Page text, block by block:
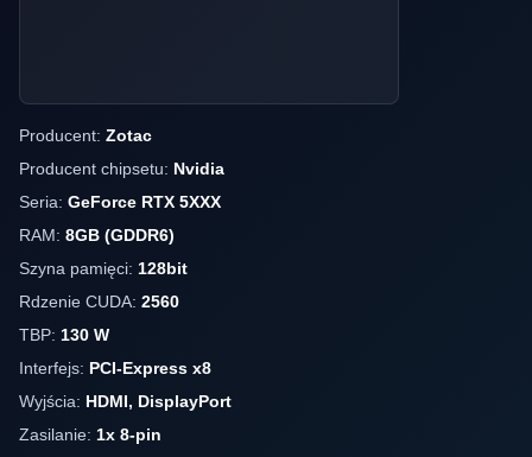
Producent: Zotac
Producent chipsetu: Nvidia
Seria: GeForce RTX 5XXX
RAM: 8GB (GDDR6)
Szyna pamięci: 128bit
Rdzenie CUDA: 2560
TBP: 130 W
Interfejs: PCI-Express x8
Wyjścia: HDMI, DisplayPort
Zasilanie: 1x 8-pin